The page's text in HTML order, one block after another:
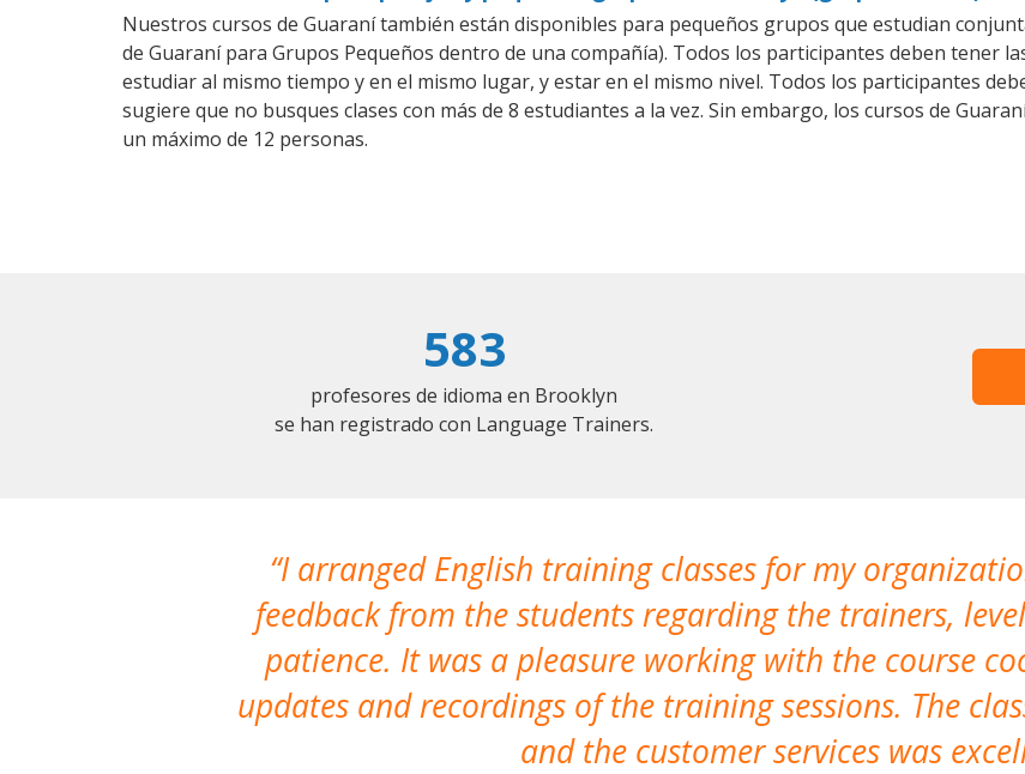
Nuestros cursos de Guaraní también están disponibles para pequeños grupos que estudian
de Guaraní para Grupos Pequeños dentro de una compañía). Todos los participantes deben tener
estudiar al mismo tiempo y en el mismo lugar, y estar en el mismo nivel. Todos los participantes
sugiere que no busques clases con más de 8 estudiantes a la vez. Sin embargo, los cursos de
un máximo de 12 personas.
583
profesores de idioma en Brooklyn
se han registrado con Language Trainers.
I arranged English training classes for my
feedback from the students regarding the trainers,
patience. It was a pleasure working with the course
updates and recordings of the training sessions. The
and the customer services was